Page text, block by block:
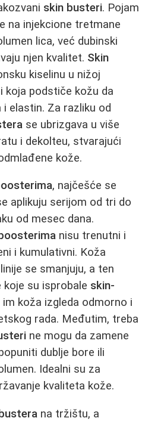
skin busteri. Pojam
na injekcione tretmane
lica, već dubinski
njen kvalitet. Skin
kiselinu u nižoj
koja podstiče kožu da
elastin. Za razliku od
se ubrizgava u više
i dekolteu, stvarajući
kože.
, najčešće se
aplikuju serijom od tri do
od mesec dana.
nisu trenutni i
i kumulativni. Koža
se smanjuju, a ten
koje su isprobale skin-
koža izgleda odmorno i
rada. Međutim, treba
ne mogu da zamene
dublje bore ili
Idealni su za
kvaliteta kože.
na tržištu, a